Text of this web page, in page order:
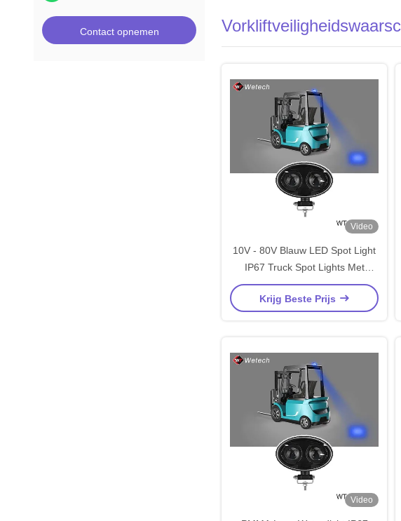
Contact opnemen
Video
10V - 80V Blauw LED Spot Light
IP67 Truck Spot Lights Met
Montagebeugel van roestvrij
staal
Krijg Beste Prijs
Video